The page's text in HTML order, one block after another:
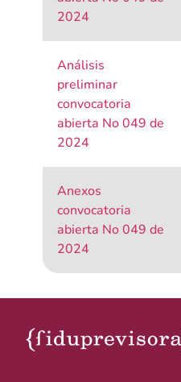
2024
Análisis
preliminar
convocatoria
abierta No 049 de
2024
Anexos
convocatoria
abierta No 049 de
2024